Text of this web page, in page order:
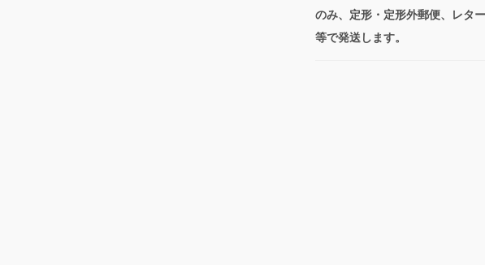
のみ、定形・定形外郵便、レタ
等で発送します。